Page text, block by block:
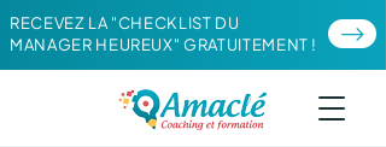
RECEVEZ LA "CHECKLIST DU
MANAGER HEUREUX" GRATUITEMENT !